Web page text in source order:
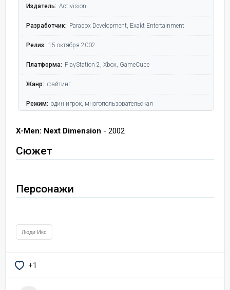
Издатель: Activision
Разработчик: Paradox Development, Exakt Entertainment
Релиз: 15 октября 2002
Платформа: PlayStation 2, Xbox, GameCube
Жанр: файтинг
Режим: один игрок, многопользовательская
X-Men: Next Dimension - 2002
Сюжет
Персонажи
Люди Икс
+1